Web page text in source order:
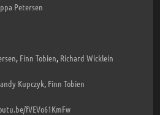
Petersen
, Finn Tobien, Richard Wicklein
Kupczyk, Finn Tobien
fVEVo61KmFw